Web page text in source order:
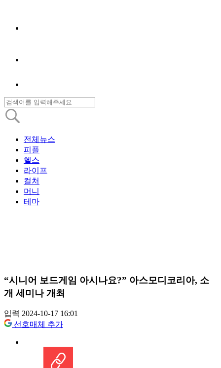
전체뉴스
피플
헬스
라이프
컬처
머니
테마
“시니어 보드게임 아시나요?” 아스모디코리아, 소
개 세미나 개최
입력 2024-10-17 16:01
선호매체 추가